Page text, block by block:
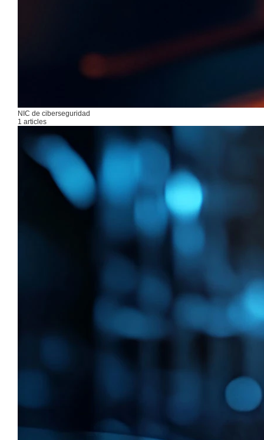
NIC de ciberseguridad
1 articles